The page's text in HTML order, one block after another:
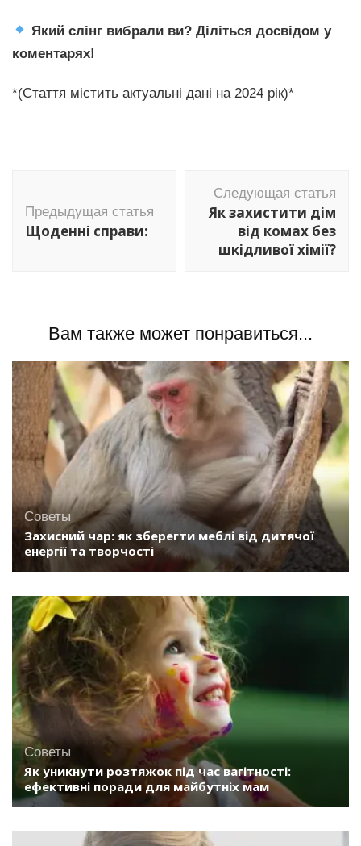
Який слінг вибрали ви? Діліться досвідом у
коментарях!
*(Стаття містить актуальні дані на 2024 рік)*
по
записям
Предыдущая статья
Щоденні справи:
Следующая статья
Як захистити дім
від комах без
шкідливої хімії?
Вам также может понравиться...
Советы
Захисний чар: як зберегти меблі від дитячої
енергії та творчості
Советы
Як уникнути розтяжок під час вагітності:
ефективні поради для майбутніх мам